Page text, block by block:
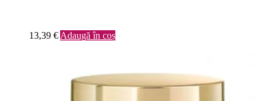
13,39 €Adaugă în coș